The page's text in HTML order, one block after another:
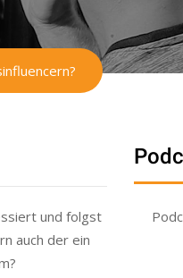
und folgst
auch der ein